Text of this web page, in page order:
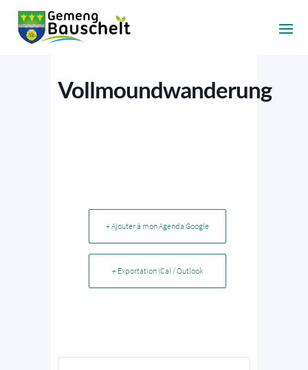
Vollmoundwanderung
+ Ajouter à mon Agenda Google
+ Exportation iCal / Outlook